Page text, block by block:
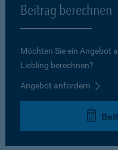
Beitrag berechnen
Möchten Sie ein Angebot
Liebling berechnen?
Angebot anfordern